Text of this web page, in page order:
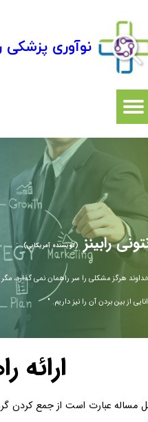
نوآوری پزشکی
رابینز (نویسنده آمریکایی) :
هرگز مشکلی را سر راهمان نمی گذارد،
از بین بردن آن را نیز داریم. "
مساله عبارت است از جمع کردن
ارائه